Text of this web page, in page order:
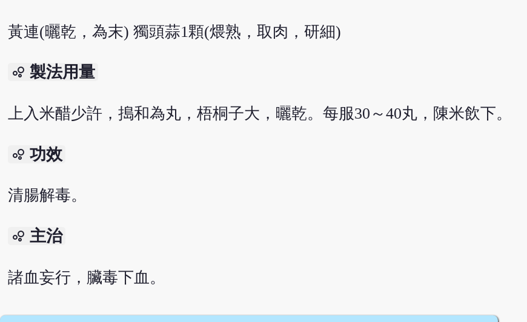
黃連(曬乾，為末) 獨頭蒜1顆(煨熟，取肉，研細)
bubble_chart 製法用量
上入米醋少許，搗和為丸，梧桐子大，曬乾。每服30～40丸，陳米飲下。
bubble_chart 功效
清腸解毒。
bubble_chart 主治
諸血妄行，臟毒下血。